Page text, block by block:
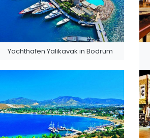
Yachthafen Yalikavak in Bodrum